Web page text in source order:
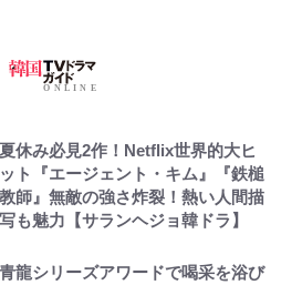
夏休み必見2作！Netflix世界的大ヒ
ット『エージェント・キム』『鉄槌
教師』無敵の強さ炸裂！熱い人間描
写も魅力【サランヘジョ韓ドラ】
青龍シリーズアワードで喝采を浴び